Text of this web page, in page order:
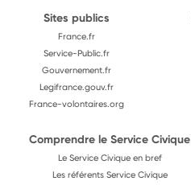
Sites publics
France.fr
Service-Public.fr
Gouvernement.fr
Legifrance.gouv.fr
France-volontaires.org
Comprendre le Service Civique
Le Service Civique en bref
Les référents Service Civique